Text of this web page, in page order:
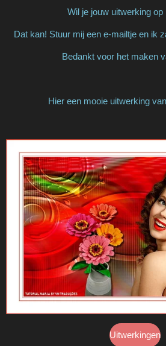
Wil je jouw uitwerking op
Dat kan! Stuur mij een e-mailtje en ik
Bedankt voor het maken
Hier een mooie uitwerking
Uitwerkingen